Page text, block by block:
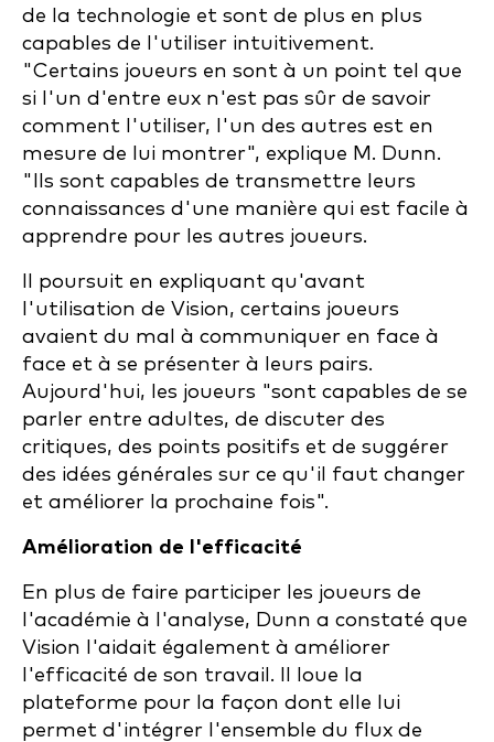
de la technologie et sont de plus en plus
capables de l'utiliser intuitivement.
"Certains joueurs en sont à un point tel que
si l'un d'entre eux n'est pas sûr de savoir
comment l'utiliser, l'un des autres est en
mesure de lui montrer", explique M. Dunn.
"Ils sont capables de transmettre leurs
connaissances d'une manière qui est facile à
apprendre pour les autres joueurs.
Il poursuit en expliquant qu'avant
l'utilisation de Vision, certains joueurs
avaient du mal à communiquer en face à
face et à se présenter à leurs pairs.
Aujourd'hui, les joueurs "sont capables de se
parler entre adultes, de discuter des
critiques, des points positifs et de suggérer
des idées générales sur ce qu'il faut changer
et améliorer la prochaine fois".
Amélioration de l'efficacité
En plus de faire participer les joueurs de
l'académie à l'analyse, Dunn a constaté que
Vision l'aidait également à améliorer
l'efficacité de son travail. Il loue la
plateforme pour la façon dont elle lui
permet d'intégrer l'ensemble du flux de